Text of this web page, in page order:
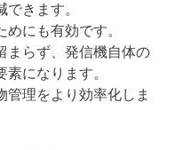
きます。
にも有効です。
まらず、発信機自体の
になります。
管理をより効率化しま